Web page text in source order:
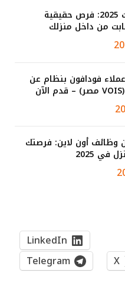
شغل من البيت 2025: فرص حقيقية
من داخل منزلك
فودافون بنظام عن
وظائف أون لاين: فرصتك
2025
LinkedIn
X
Telegram